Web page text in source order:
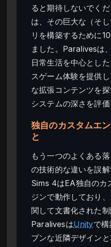
ると期待しないでく
は、その巨大な（そ
リを構築するために
ました。Paralivesは
日常生活を中心とし
スゲーム体験を提供
な拡張コンテンツを
システムの深さを評価
独自のカスタムエ
と
もう一つのよくある
の技術的な違いを誤
Sims 4はEA独自のカ
ジンで動作しており
関して文書化された制
ParalivesはUnityで
プンな近隣デザイン